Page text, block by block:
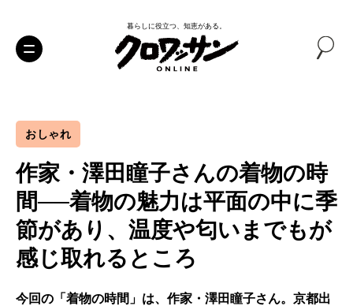
暮らしに役立つ、知恵がある。
おしゃれ
作家・澤田瞳子さんの着物の時
間──着物の魅力は平面の中に季
節があり、温度や匂いまでもが
感じ取れるところ
今回の「着物の時間」は、作家・澤田瞳子さん。京都出